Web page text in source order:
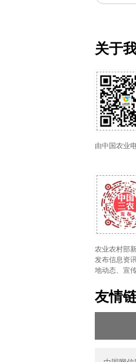
关于
由中国农业
农业农村部
发布信息资
地动态、宣
友情